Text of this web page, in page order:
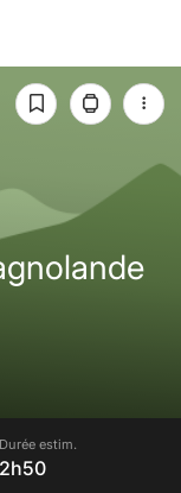
Durée estim.
2h50